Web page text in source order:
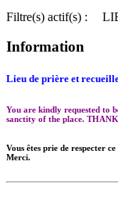
Filtre(s) actif(s) :
Information
Lieu de prière et
You are kindly requested to
sanctity of the place.
Vous êtes prie de respecter
Merci.